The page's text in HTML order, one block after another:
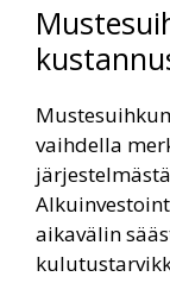
vaihdella
aikavälin